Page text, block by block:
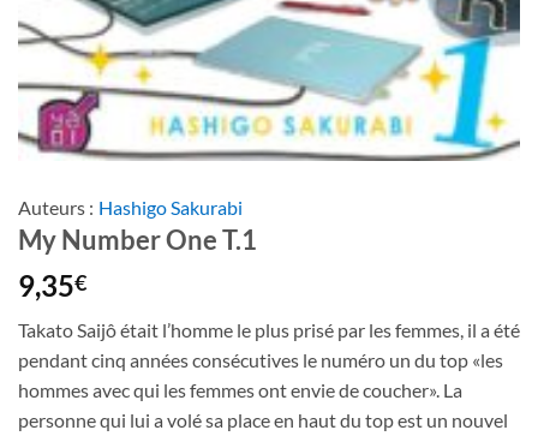
Auteurs : Hashigo Sakurabi
My Number One T.1
9,35€
Takato Saijô était l’homme le plus prisé par les femmes, il a été
pendant cinq années consécutives le numéro un du top «les
hommes avec qui les femmes ont envie de coucher». La
personne qui lui a volé sa place en haut du top est un nouvel